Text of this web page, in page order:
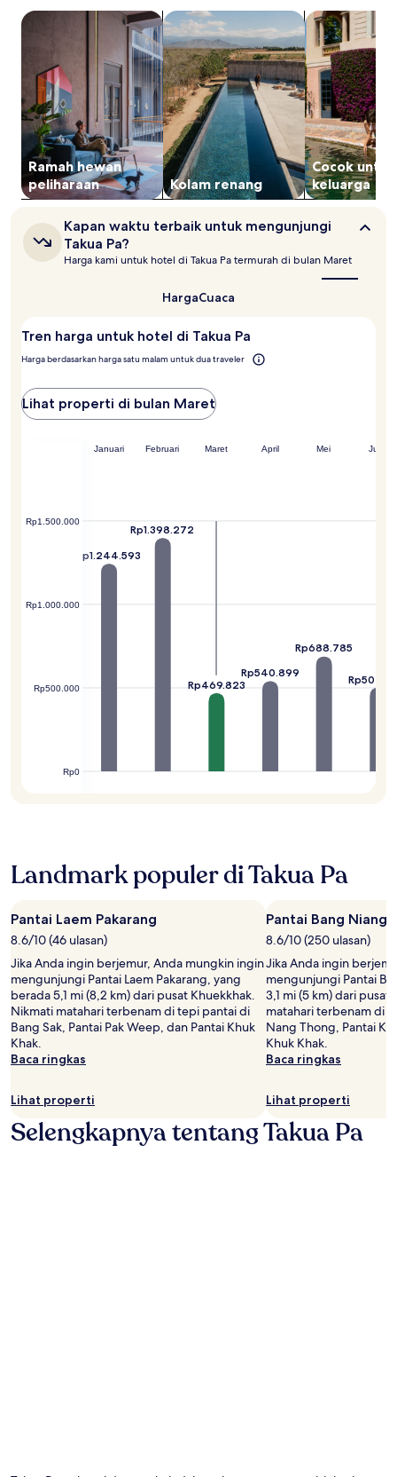
1
tamu
dewasa.
Harga
dan
ketersediaan
dapat
berubah
sewaktu-
Ketentuan
tambahan
mungkin
Ramah hewan
peliharaan
cari Properti Ramah Hewan Peliharaan
Kolam renang
cari properti dengan kolam renang
Cocok untuk
keluarga
cari properti
Kapan
waktu
terbaik
untuk
Kapan waktu terbaik untuk mengunjungi
Takua Pa?
Harga kami untuk hotel di Takua Pa termurah di bulan Maret
HargaCuaca
Tren harga untuk hotel di Takua Pa
Harga berdasarkan harga satu malam untuk dua traveler
Lihat properti di bulan Maret
Rp0
Rp500.000
Rp1.000.000
Rp1.500.000
Januari Februari Maret April Mei Juni
Rp968.108
Rp1.244.593
Rp1.398.272
Rp469.823
Rp540.899
Rp688.785
Landmark populer di Takua Pa
Pantai Laem Pakarang
8.6/10 (46 ulasan)
Jika Anda ingin berjemur, Anda mungkin ingin
mengunjungi Pantai Laem Pakarang, yang
berada 5,1 mi (8,2 km) dari pusat Khuekkhak.
Nikmati matahari terbenam di tepi pantai di
Bang Sak, Pantai Pak Weep, dan Pantai Khuk
Khak.
Baca ringkas
Lihat properti
Pantai Bang Niang
8.6/10 (250 ulasan)
Jika Anda ingin
mengunjungi Pantai
3,1 mi (5 km) dari
matahari terbenam di
Nang Thong, Pantai
Khuk Khak.
Baca ringkas
Lihat properti
Selengkapnya tentang Takua Pa